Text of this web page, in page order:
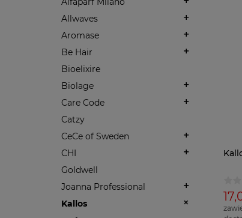
Allwaves
Aromase
Be Hair
Bioelixire
Biolage
Care Code
Catzy
CeCe of Sweden
CHI
Goldwell
Joanna Professional
Kallos